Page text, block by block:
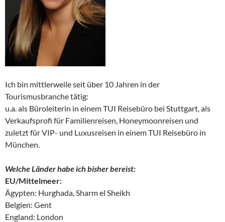
Ich bin mittlerweile seit über 10 Jahren in der
Tourismusbranche tätig:
u.a. als Büroleiterin in einem TUI Reisebüro bei Stuttgart, als
Verkaufsprofi für Familienreisen, Honeymoonreisen und
zuletzt für VIP- und Luxusreisen in einem TUI Reisebüro in
München.
Welche Länder habe ich bisher bereist:
EU/Mittelmeer:
Ägypten: Hurghada, Sharm el Sheikh
Belgien: Gent
England: London